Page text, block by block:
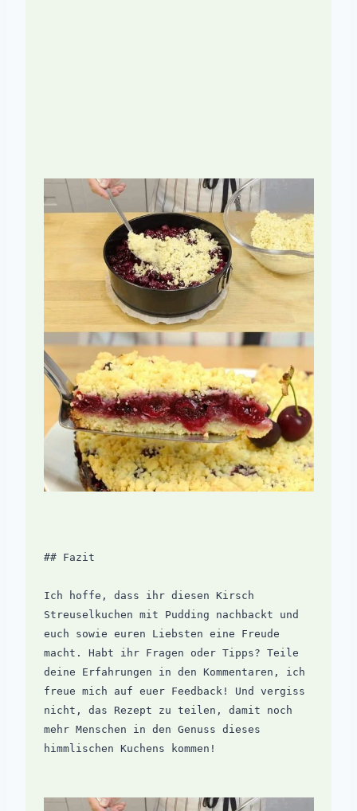
## Fazit
Ich hoffe, dass ihr diesen Kirsch
Streuselkuchen mit Pudding nachbackt und
euch sowie euren Liebsten eine Freude
macht. Habt ihr Fragen oder Tipps? Teile
deine Erfahrungen in den Kommentaren, ich
freue mich auf euer Feedback! Und vergiss
nicht, das Rezept zu teilen, damit noch
mehr Menschen in den Genuss dieses
himmlischen Kuchens kommen!